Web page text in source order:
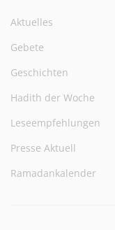
Aktuelles
Gebete
Geschichten
Hadith der Woche
Leseempfehlungen
Presse Aktuell
Ramadankalender